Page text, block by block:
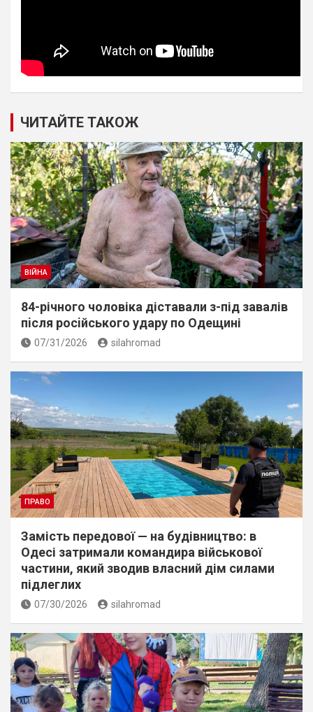
ЧИТАЙТЕ ТАКОЖ
ВІЙНА
84-річного чоловіка діставали з-під завалів
пiсля росiйського удару по Одещині
07/31/2026 silahromad
ПРАВО
Замість передової — на будівництво: в
Одесі затримали командира військової
частини, який зводив власний дім силами
підлеглих
07/30/2026 silahromad